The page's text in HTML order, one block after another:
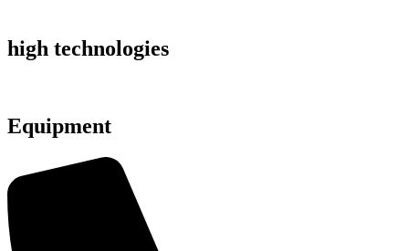
high technologies
Equipment